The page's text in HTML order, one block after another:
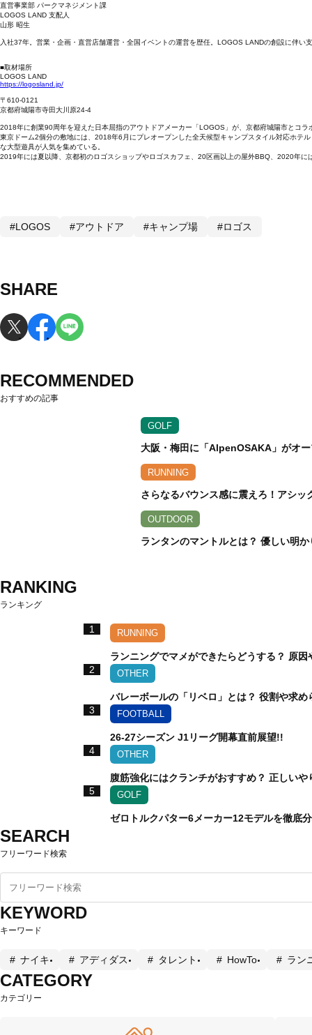
直営事業部 パークマネジメント課
LOGOS LAND 支配人
山形 昭生
入社37年。営業・企画・直営店舗運営・全国イベントの運営を歴任。LOGOS LANDの創設に伴
■取材場所
LOGOS LAND
https://logosland.jp/
〒610-0121
京都府城陽市寺田大川原24-4
2018年に創業90周年を迎えた日本屈指のアウトドアメーカー「LOGOS」が、京都府城陽市とコ
東京ドーム2個分の敷地には、2018年6月にプレオープンした全天候型キャンプスタイル対応ホテ
な大型遊具が人気を集めている。
2019年には夏以降、京都初のロゴスショップやロゴスカフェ、20区画以上の屋外BBQ、2020年に
#LOGOS #アウトドア #キャンプ場 #ロゴス
SHARE
RECOMMENDED
おすすめの記事
GOLF
大阪・梅田に「AlpenOSAKA」がオ
RUNNING
さらなるバウンス感に震えろ！アシ
OUTDOOR
ランタンのマントルとは？ 優しい明
RANKING
ランキング
1 RUNNING
ランニングでマメができたらどうする？ 原
2
OTHER
バレーボールの「リベロ」とは？ 役割や求め
3
FOOTBALL
26-27シーズン J1リーグ開幕直前展望!!
4
OTHER
腹筋強化にはクランチがおすすめ？ 正しいや
5
GOLF
ゼロトルクパター6メーカー12モデルを徹底
SEARCH
フリーワード検索
KEYWORD
キーワード
ナイキ アディダス タレント HowTo ラン
CATEGORY
カテゴリー